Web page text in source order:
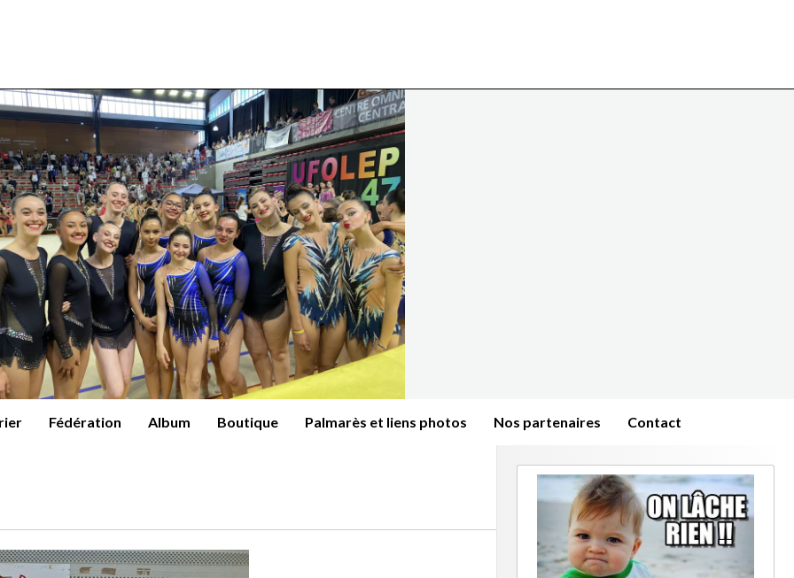
Fédération Album Boutique Palmarès et liens photos Nos partenaires Contact